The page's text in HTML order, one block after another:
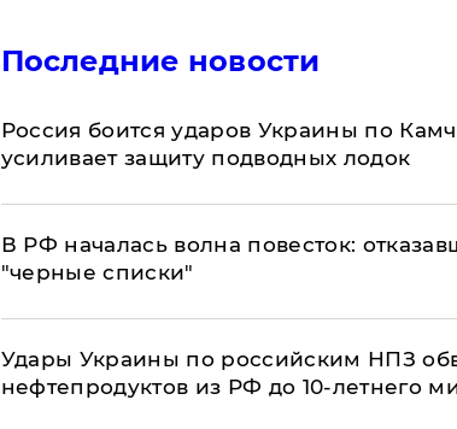
Последние новости
Россия боится ударов Украины по
усиливает защиту подводных лодок
​В РФ началась волна повесток:
"черные списки"
Удары Украины по российским НПЗ
нефтепродуктов из РФ до 10-летнего